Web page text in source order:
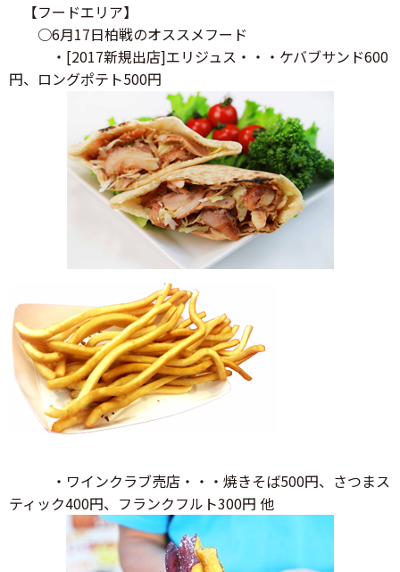
【フードエリア】
○6月17日柏戦のオススメフード
・[2017新規出店]エリジュス・・・ケバブサンド600
円、ロングポテト500円
・ワインクラブ売店・・・焼きそば500円、さつまス
ティック400円、フランクフルト300円 他